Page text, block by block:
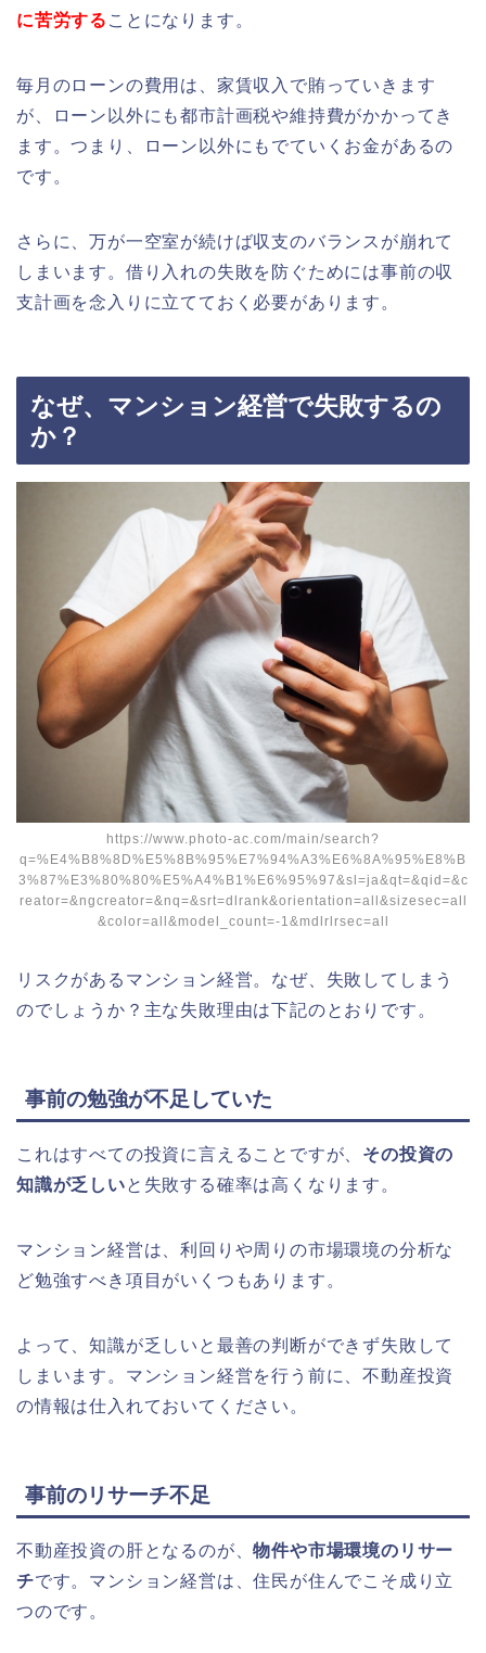
に苦労する ことになります。
毎月のローンの費用は、家賃収入で賄っていきます
が、ローン以外にも都市計画税や維持費がかかってき
ます。つまり、ローン以外にもでていくお金があるの
です。
さらに、万が一空室が続けば収支のバランスが崩れて
しまいます。借り入れの失敗を防ぐためには事前の収
支計画を念入りに立てておく必要があります。
なぜ、マンション経営で失敗するの
か？
https://www.photo-ac.com/main/search?
q=%E4%B8%8D%E5%8B%95%E7%94%A3%E6%8A%95%E8%B
3%87%E3%80%80%E5%A4%B1%E6%95%97&sl=ja&qt=&qid=&c
reator=&ngcreator=&nq=&srt=dlrank&orientation=all&sizesec=all
&color=all&model_count=-1&mdlrlrsec=all
リスクがあるマンション経営。なぜ、失敗してしまう
のでしょうか？主な失敗理由は下記のとおりです。
事前の勉強が不足していた
これはすべての投資に言えることですが、 その投資の
知識が乏しいと失敗する確率は高くなります。
マンション経営は、利回りや周りの市場環境の分析な
ど勉強すべき項目がいくつもあります。
よって、知識が乏しいと最善の判断ができず失敗して
しまいます。マンション経営を行う前に、不動産投資
の情報は仕入れておいてください。
事前のリサーチ不足
不動産投資の肝となるのが、物件や市場環境のリサー
チです。マンション経営は、住民が住んでこそ成り立
つのです。